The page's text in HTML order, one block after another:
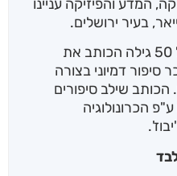
המדע והפיזיקה עניינו
בעיר ירושלים.
להפתעתו הרבה, לקראת גיל 50 גילה הכותב את
סיפור דמיוני בצורה
הכותב שילב סיפורים
הכרונולוגיה